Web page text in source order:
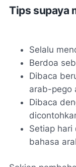
Tips supaya
Selalu
Berdoa
Dibaca
arab-pego
Dibaca
Setiap hari
bahasa